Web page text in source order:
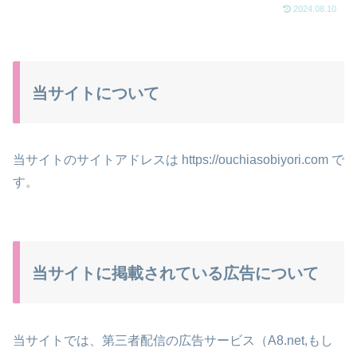
2024.08.10
当サイトについて
当サイトのサイトアドレスは https://ouchiasobiyori.com で
す。
当サイトに掲載されている広告について
当サイトでは、第三者配信の広告サービス（A8.net,もし